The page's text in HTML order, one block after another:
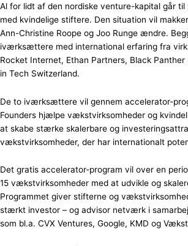
Al for lidt af den nordiske venture-kapital går
med kvindelige stiftere. Den situation vil
Ann-Christine Roope og Joo Runge ændre.
iværksættere med international erfaring fra
Rocket Internet, Ethan Partners, Black Panther
in Tech Switzerland.
De to iværksættere vil gennem accelerator-
Founders hjælpe vækstvirksomheder og
at skabe stærke skalerbare og
vækstvirksomheder, der har internationalt
Det gratis accelerator-program vil over en
15 vækstvirksomheder med at udvikle og
Programmet giver stifterne og
stærkt investor – og advisor netværk i
som bl.a. CVX Ventures, Google, KMD og